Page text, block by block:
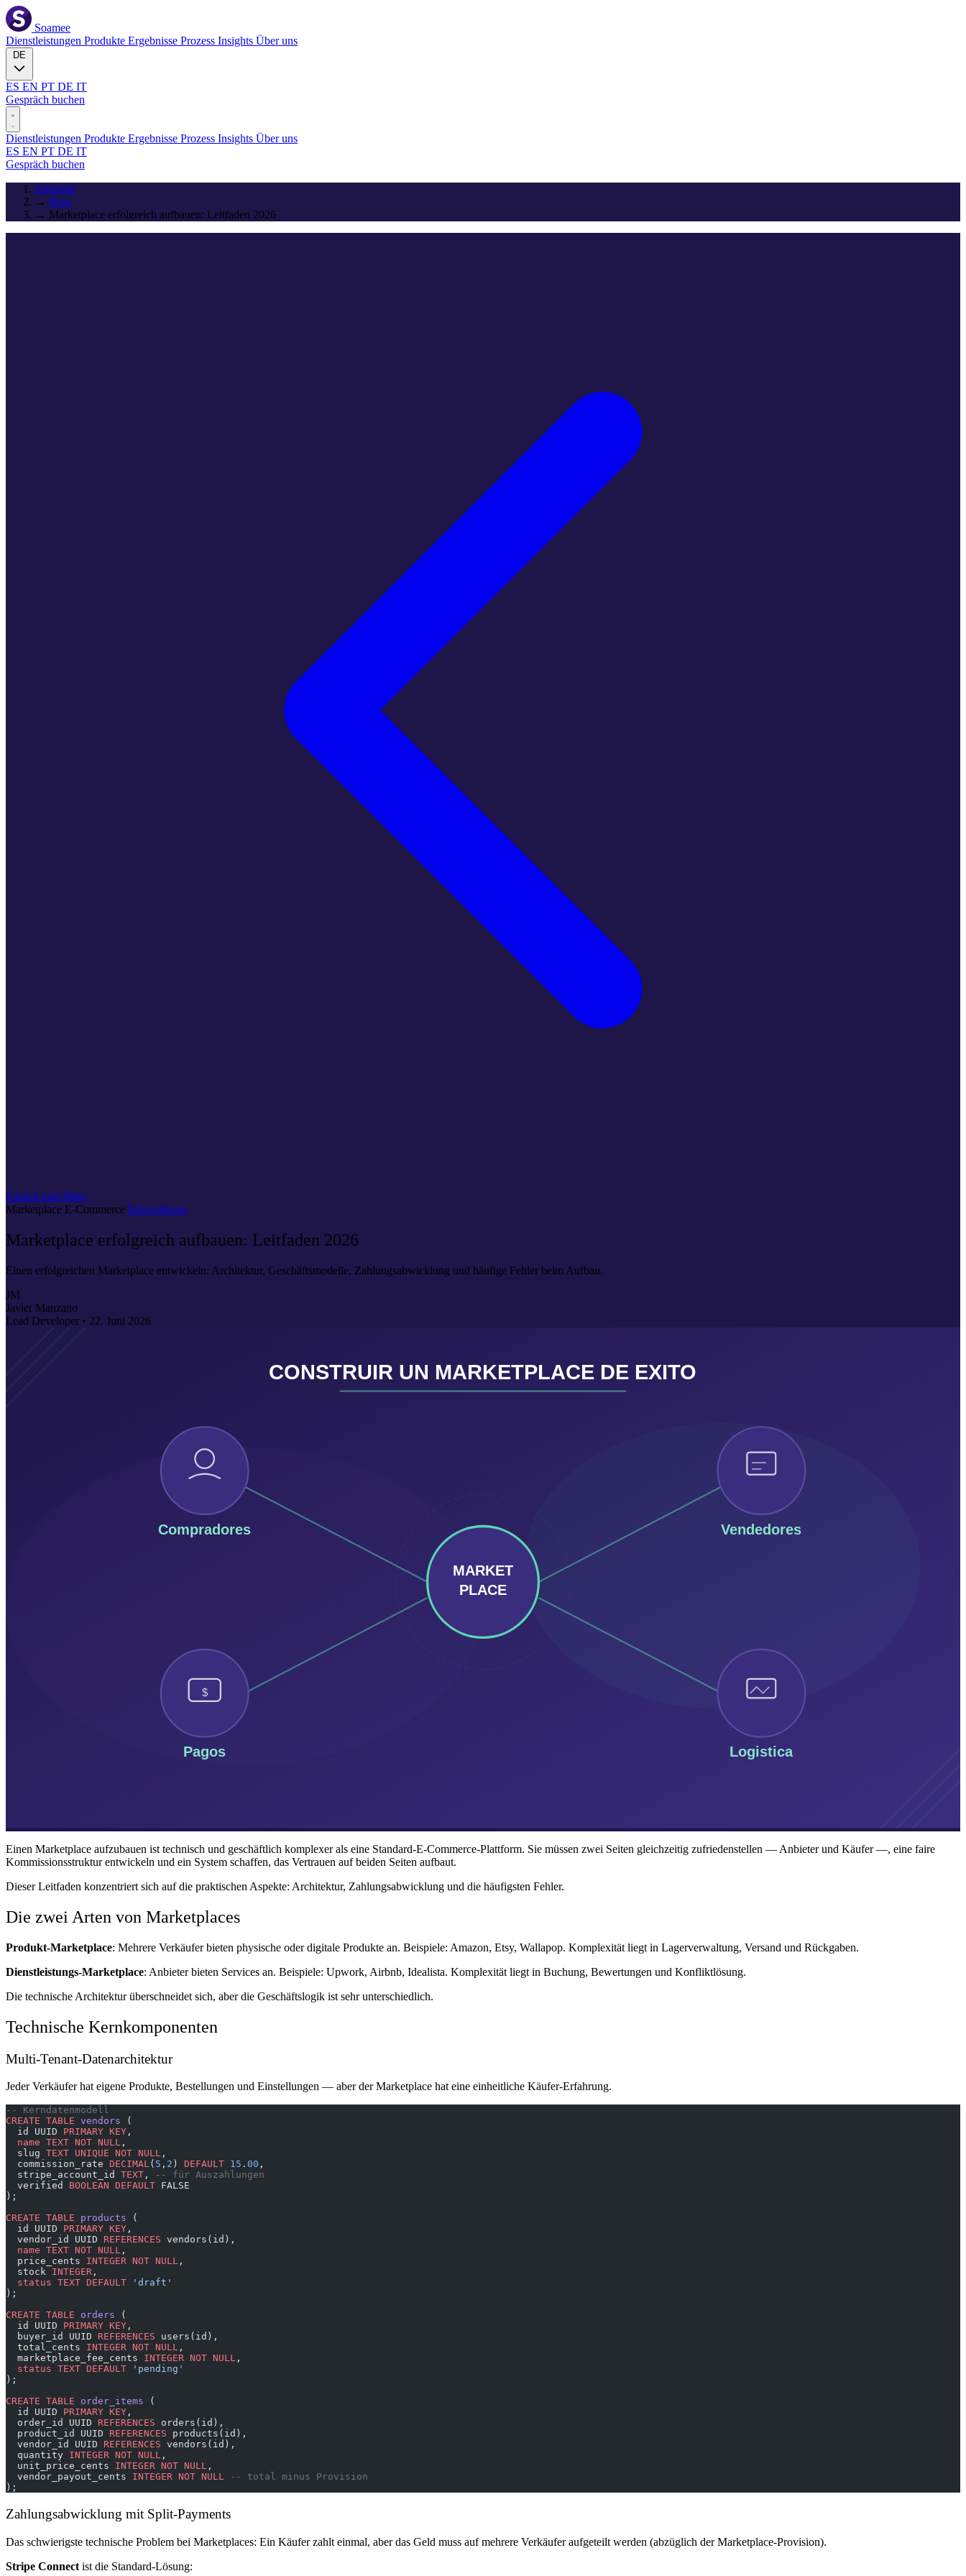
Soamee
Dienstleistungen Produkte Ergebnisse Prozess Insights Über uns
ES EN PT DE IT
Gespräch buchen
Dienstleistungen Produkte Ergebnisse Prozess Insights Über uns
ES EN PT DE IT
Gespräch buchen
Startseite
→ Blog
→ Marketplace erfolgreich aufbauen: Leitfaden 2026
Zurück zum Blog
Marketplace E-Commerce Entwicklung
Marketplace erfolgreich aufbauen: Leitfaden 2026
Einen erfolgreichen Marketplace entwickeln: Architektur, Geschäftsmodelle, Zahlungsabwicklung und häufige Fehler beim Aufbau.
JM
Javier Manzano
Lead Developer • 22. Juni 2026
Einen Marketplace aufzubauen ist technisch und geschäftlich komplexer als eine Standard-E-Commerce-Plattform. Sie müssen zwei Seiten gleichzeitig zufriedenstellen — Anbieter und Käufer —, eine faire
Kommissionsstruktur entwickeln und ein System schaffen, das Vertrauen auf beiden Seiten aufbaut.
Dieser Leitfaden konzentriert sich auf die praktischen Aspekte: Architektur, Zahlungsabwicklung und die häufigsten Fehler.
Die zwei Arten von Marketplaces
Produkt-Marketplace: Mehrere Verkäufer bieten physische oder digitale Produkte an. Beispiele: Amazon, Etsy, Wallapop. Komplexität liegt in Lagerverwaltung, Versand und Rückgaben.
Dienstleistungs-Marketplace: Anbieter bieten Services an. Beispiele: Upwork, Airbnb, Idealista. Komplexität liegt in Buchung, Bewertungen und Konfliktlösung.
Die technische Architektur überschneidet sich, aber die Geschäftslogik ist sehr unterschiedlich.
Technische Kernkomponenten
Multi-Tenant-Datenarchitektur
Jeder Verkäufer hat eigene Produkte, Bestellungen und Einstellungen — aber der Marketplace hat eine einheitliche Käufer-Erfahrung.
-- Kerndatenmodell
CREATE TABLE vendors (
  id UUID
PRIMARY KEY ,
  name
TEXT NOT NULL ,
  slug
TEXT UNIQUE NOT NULL ,
  commission_rate
DECIMAL( 5 , 2 ) DEFAULT 15 . 00 ,
  stripe_account_id
TEXT ,
-- für Auszahlungen
  verified
BOOLEAN DEFAULT FALSE
);
CREATE TABLE products (
  id UUID
PRIMARY KEY ,
  vendor_id UUID
REFERENCES vendors(id),
  name
TEXT NOT NULL ,
  price_cents
INTEGER NOT NULL ,
  stock
INTEGER ,
  status
TEXT DEFAULT 'draft'
);
CREATE TABLE orders (
  id UUID
PRIMARY KEY ,
  buyer_id UUID
REFERENCES users(id),
  total_cents
INTEGER NOT NULL ,
  marketplace_fee_cents
INTEGER NOT NULL ,
  status
TEXT DEFAULT 'pending'
);
CREATE TABLE order_items (
  id UUID
PRIMARY KEY ,
  order_id UUID
REFERENCES orders(id),
  product_id UUID
REFERENCES products(id),
  vendor_id UUID
REFERENCES vendors(id),
  quantity
INTEGER NOT NULL ,
  unit_price_cents
INTEGER NOT NULL ,
  vendor_payout_cents
INTEGER NOT NULL -- total minus Provision
);
Zahlungsabwicklung mit Split-Payments
Das schwierigste technische Problem bei Marketplaces: Ein Käufer zahlt einmal, aber das Geld muss auf mehrere Verkäufer aufgeteilt werden (abzüglich der Marketplace-Provision).
Stripe Connect ist die Standard-Lösung: